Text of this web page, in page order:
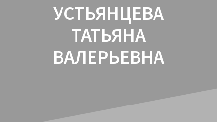
УСТЬЯНЦЕВА
ТАТЬЯНА
ВАЛЕРЬЕВНА